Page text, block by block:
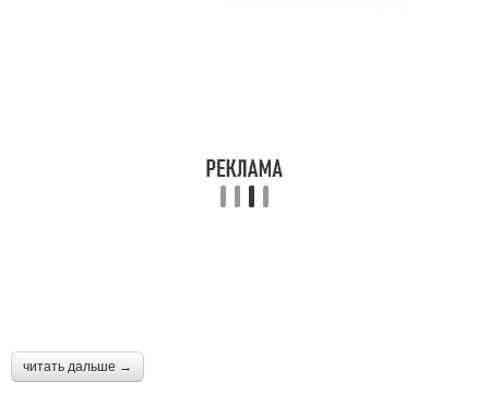
читать дальше →